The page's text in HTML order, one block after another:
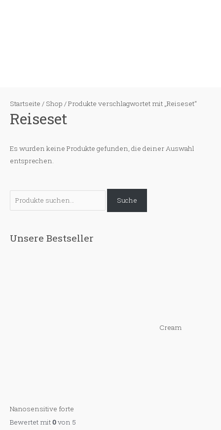
u
h
Suche
Unsere Bestseller
Cream
Nanosensitive forte
Bewertet mit0von 5
Startseite / Shop / Produkte verschlagwortet mit „Reiseset“
Reiseset
Es wurden keine Produkte gefunden, die deiner Auswahl
entsprechen.